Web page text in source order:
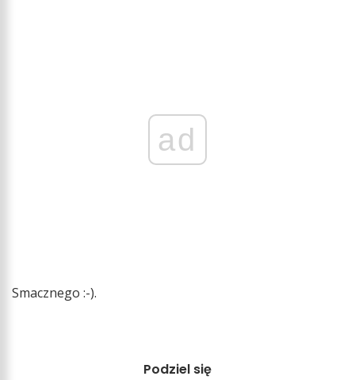
ad
Smacznego :-).
Podziel się